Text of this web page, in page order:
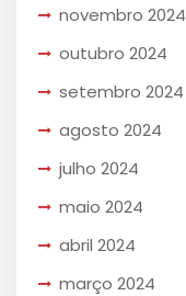
novembro 2024
outubro 2024
setembro 2024
agosto 2024
julho 2024
maio 2024
abril 2024
março 2024